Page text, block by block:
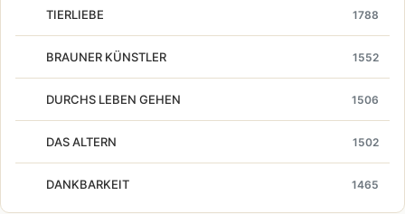
TIERLIEBE 1788
BRAUNER KÜNSTLER 1552
DURCHS LEBEN GEHEN 1506
DAS ALTERN 1502
DANKBARKEIT 1465